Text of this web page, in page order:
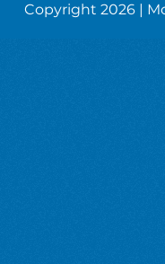
Copyright 2026 |